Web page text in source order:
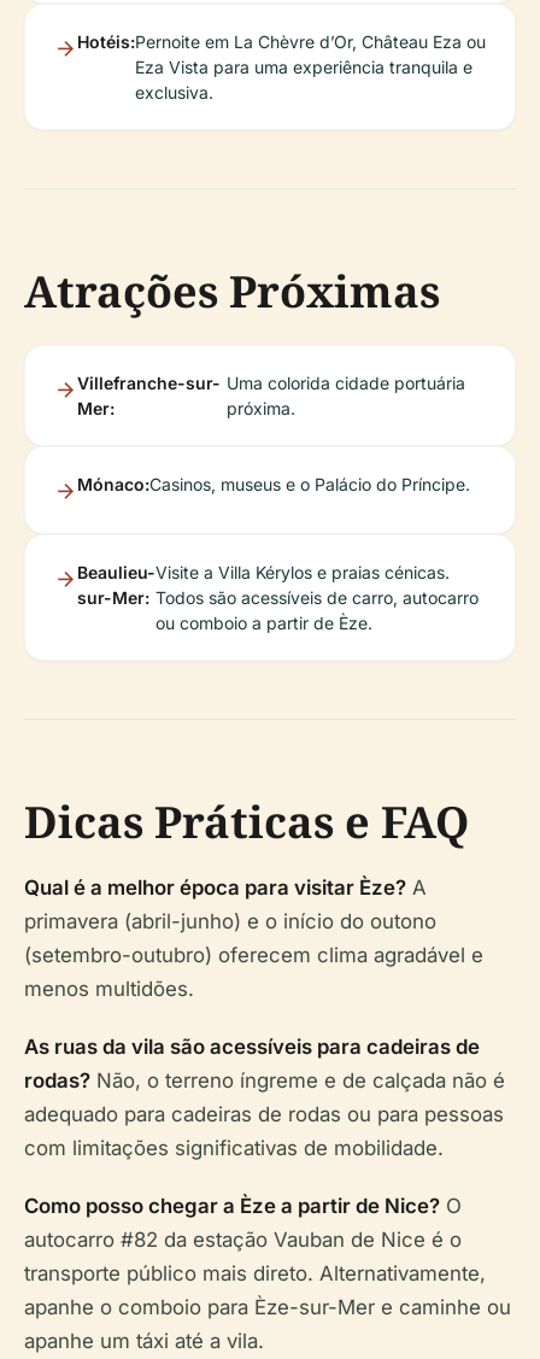
Hotéis:Pernoite em La Chèvre d’Or, Château Eza ou
Eza Vista para uma experiência tranquila e
exclusiva.
Atrações Próximas
Villefranche-sur-
Mer:
Uma colorida cidade portuária
próxima.
Mónaco:Casinos, museus e o Palácio do Príncipe.
Beaulieu-
sur-Mer:
Visite a Villa Kérylos e praias cénicas.
Todos são acessíveis de carro, autocarro
ou comboio a partir de Èze.
Dicas Práticas e FAQ
Qual é a melhor época para visitar Èze? A
primavera (abril-junho) e o início do outono
(setembro-outubro) oferecem clima agradável e
menos multidões.
As ruas da vila são acessíveis para cadeiras de
rodas? Não, o terreno íngreme e de calçada não é
adequado para cadeiras de rodas ou para pessoas
com limitações significativas de mobilidade.
Como posso chegar a Èze a partir de Nice? O
autocarro #82 da estação Vauban de Nice é o
transporte público mais direto. Alternativamente,
apanhe o comboio para Èze-sur-Mer e caminhe ou
apanhe um táxi até a vila.